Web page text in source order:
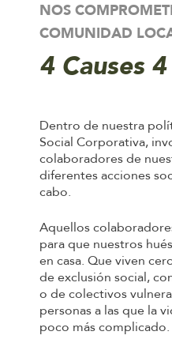
NOS
COMUNIDAD
4 Causes
Dentro de nuestra
Social Corporativa,
colaboradores de
diferentes acciones
cabo.
Aquellos
para que nuestros
en casa. Que viven
de exclusión social,
o de colectivos
personas a las que la
poco más complicado.